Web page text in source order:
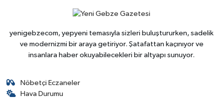
yenigebzecom, yepyeni temasıyla sizleri buluştururken, sadelik
ve modernizmi bir araya getiriyor. Şatafattan kaçınıyor ve
insanlara haber okuyabilecekleri bir altyapı sunuyor.
Nöbetçi Eczaneler
Hava Durumu